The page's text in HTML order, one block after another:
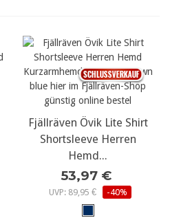
Fjällräven Övik Lite Shirt
Shortsleeve Herren
Hemd...
53,97 €
UVP: 89,95 € -40%